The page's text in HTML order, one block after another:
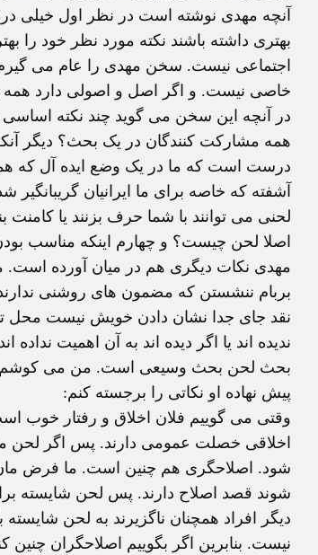
آنچه مهدی نوشته است در نظر اول
بهتری داشته باشند نکته مورد نظر خود را
اجتماعی نیست. سخن مهدی را عام می
خاصی نیست. و اگر اصل و اصولی دارد
در آنچه این سخن می گوید چند نکته
همه مشارکت کنندگان در یک بحث؟ دیگر
درست است که ما در یک وضع ایده آل که
آشفته که خاصه برای ما ایرانیان
لحنی می توانند با شما حرف بزنند یا
اصلا لحن چیست؟ و چهارم اینکه مناسب
مهدی نکات دیگری هم در میان آورده است.
بربام ننشستن که مضمون های روشنی
نقد جای جدا نشان دادن خویش نیست محل
ندیده اند یا اگر دیده اند به آن اهمیت
بحث لحن بحث وسیعی است. من می کوشم
پیش نهاده او نکاتی را برجسته کنم:
وقتی می گوییم فلان اخلاق و رفتار خوب
اخلاقی خصلت عمومی دارند. پس اگر لحن
شود. اصلاحگری هم چنین است. ما فرض مان
شوند قصد اصلاح دارند. پس لحن شایسته
دیگر افراد همچنان ناگزیرند به لحن
نیست. بنابرین اگر بگوییم اصلاحگران